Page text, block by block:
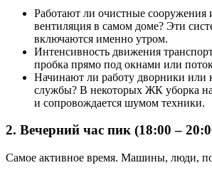
Работают ли очистные сооружения
вентиляция в самом доме? Эти
включаются именно утром.
Интенсивность движения
пробка прямо под окнами или
Начинают ли работу дворники или
службы? В некоторых ЖК уборка
и сопровождается шумом техники.
2. Вечерний час пик (18:00 –
Самое активное время. Машины, люди,